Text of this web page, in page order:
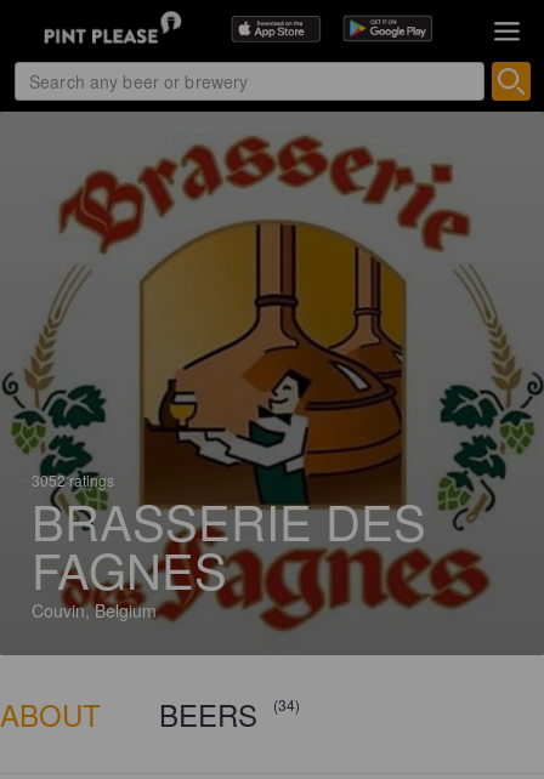
3052 ratings
BRASSERIE DES
FAGNES
Couvin, Belgium
ABOUT BEERS (34)